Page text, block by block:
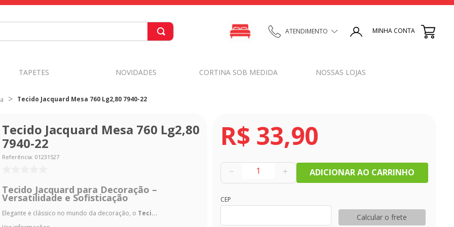
ATENDIMENTO MINHA CONTA
TAPETES NOVIDADES CORTINA SOB MEDIDA NOSSAS LOJAS
Tecido Jacquard Mesa 760 Lg2,80 7940-22
Tecido Jacquard Mesa 760 Lg2,80
7940-22
Referência: 01231527
Tecido Jacquard para Decoração –
Versatilidade e Sofisticação
Elegante e clássico no mundo da decoração, o Teci...
R$ 33,90
＋
－ ADICIONAR AO CARRINHO
CEP
Calcular o frete